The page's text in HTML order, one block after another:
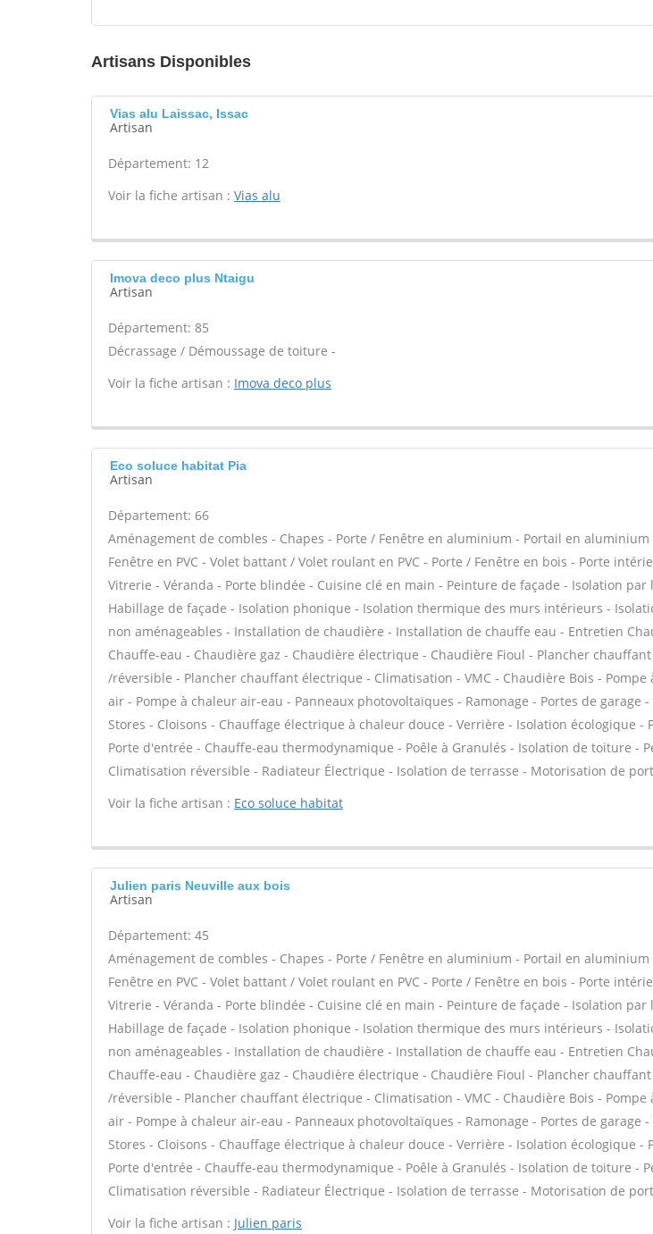
Artisans Disponibles
Vias alu Laissac, Issac
Artisan
Département: 12
Voir la fiche artisan : Vias alu
Imova deco plus Ntaigu
Artisan
Département: 85
Décrassage / Démoussage de toiture -
Voir la fiche artisan : Imova deco plus
Eco soluce habitat Pia
Artisan
Département: 66
Aménagement de combles - Chapes - Porte / Fenêtre en aluminium - Portail en aluminium
Fenêtre en PVC - Volet battant / Volet roulant en PVC - Porte / Fenêtre en bois - Porte
Vitrerie - Véranda - Porte blindée - Cuisine clé en main - Peinture de façade - Isolation par
Habillage de façade - Isolation phonique - Isolation thermique des murs intérieurs -
non aménageables - Installation de chaudière - Installation de chauffe eau - Entretien
Chauffe-eau - Chaudière gaz - Chaudière électrique - Chaudière Fioul - Plancher
/réversible - Plancher chauffant électrique - Climatisation - VMC - Chaudière Bois - Pompe
air - Pompe à chaleur air-eau - Panneaux photovoltaïques - Ramonage - Portes de garage
Stores - Cloisons - Chauffage électrique à chaleur douce - Verrière - Isolation écologique -
Porte d'entrée - Chauffe-eau thermodynamique - Poêle à Granulés - Isolation de toiture -
Climatisation réversible - Radiateur Électrique - Isolation de terrasse - Motorisation de
Voir la fiche artisan : Eco soluce habitat
Julien paris Neuville aux bois
Artisan
Département: 45
Aménagement de combles - Chapes - Porte / Fenêtre en aluminium - Portail en aluminium
Fenêtre en PVC - Volet battant / Volet roulant en PVC - Porte / Fenêtre en bois - Porte
Vitrerie - Véranda - Porte blindée - Cuisine clé en main - Peinture de façade - Isolation par
Habillage de façade - Isolation phonique - Isolation thermique des murs intérieurs -
non aménageables - Installation de chaudière - Installation de chauffe eau - Entretien
Chauffe-eau - Chaudière gaz - Chaudière électrique - Chaudière Fioul - Plancher
/réversible - Plancher chauffant électrique - Climatisation - VMC - Chaudière Bois - Pompe
air - Pompe à chaleur air-eau - Panneaux photovoltaïques - Ramonage - Portes de garage
Stores - Cloisons - Chauffage électrique à chaleur douce - Verrière - Isolation écologique -
Porte d'entrée - Chauffe-eau thermodynamique - Poêle à Granulés - Isolation de toiture -
Climatisation réversible - Radiateur Électrique - Isolation de terrasse - Motorisation de
Voir la fiche artisan : Julien paris